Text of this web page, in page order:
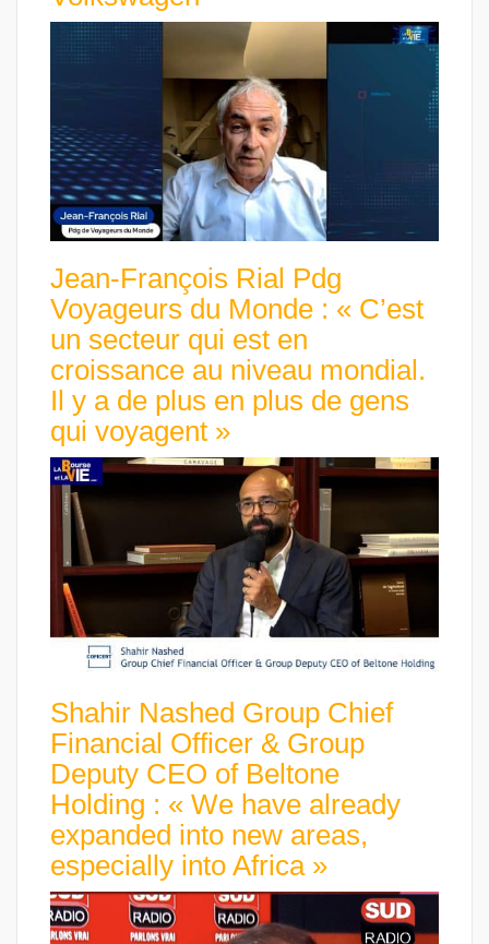
Jean-François Rial Pdg
Voyageurs du Monde : « C’est
un secteur qui est en
croissance au niveau mondial.
Il y a de plus en plus de gens
qui voyagent »
Shahir Nashed Group Chief
Financial Officer & Group
Deputy CEO of Beltone
Holding : « We have already
expanded into new areas,
especially into Africa »